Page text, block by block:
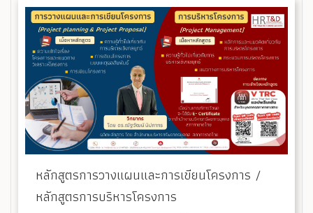
หลักสูตรการวางแผนและการเขียนโครงการ /
หลักสูตรการบริหารโครงการ